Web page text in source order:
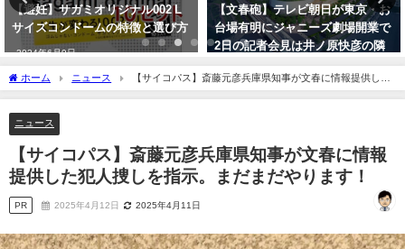
避妊】サガミオリジナル002 L
イズコンドームの特徴と選び方
年6月9日
【文春砲】テレビ朝日が東京・お
台場有明にジャニーズ劇場開業で
2日の記者会見は井ノ原快彦の隣
にテレ朝が着席か？帝国劇場出禁
で開き直りか？
ホーム ニュース
【サイコパス】斎藤元彦兵庫県知事が文春に情報提供した
犯人捜しを指示。まだまだやります！
ニュース
【サイコパス】斎藤元彦兵庫県知事が文春に情報
提供した犯人捜しを指示。まだまだやります！
PR 2025年4月12日 2025年4月11日